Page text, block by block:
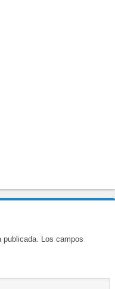
publicada. Los campos